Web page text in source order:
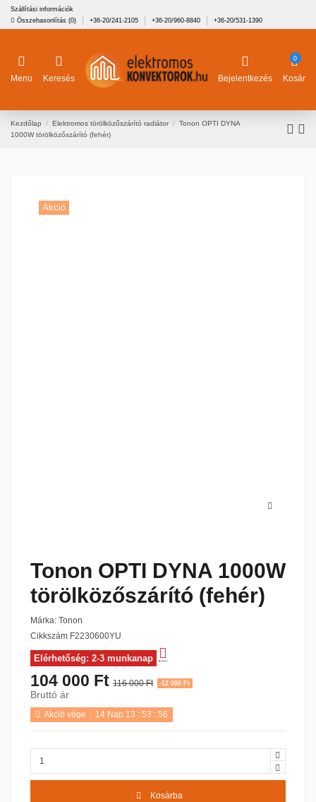
Szállítási információk
Összehasonlítás (0) +36-20/241-2105 +36-20/960-8840 +36-20/531-1390
Menu Keresés Bejelentkezés
0
Kosár
Kezdőlap Elektromos törölközőszárító radiátor
Tonon OPTI DYNA
1000W törölközőszárító (fehér)
Akció
Tonon OPTI DYNA 1000W
törölközőszárító (fehér)
Márka: Tonon
Cikkszám F2230600YU
Elérhetőség: 2-3 munkanap
104 000 Ft 116 000 Ft -12 000 Ft
Bruttó ár
Akció vége 14 Nap 13 :53 :55
Kosárba